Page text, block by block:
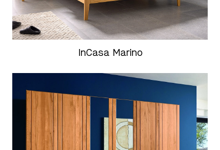
InCasa Marino